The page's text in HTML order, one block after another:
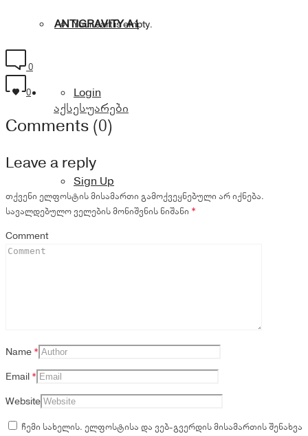
Your cart is empty.
Login
Sign Up
ANTIGRAVITY A1
აქსესუარები
0
0
Comments (0)
Leave a reply
თქვენი ელფოსტის მისამართი გამოქვეყნებული არ იქნება.
სავალდებულო ველების მონიშვნის ნიშანი *
Comment
Name *
Email *
Website
ჩემი სახელის. ელფოსტისა და ვებ-გვერდის მისამართის შენახვა